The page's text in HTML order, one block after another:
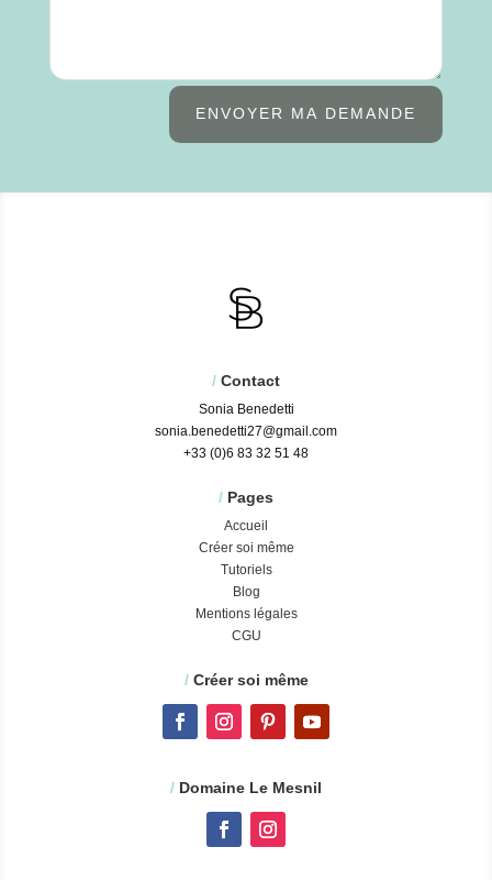
ENVOYER MA DEMANDE
/ Contact
Sonia Benedetti
sonia.benedetti27@gmail.com
+33 (0)6 83 32 51 48
/ Pages
Accueil
Créer soi même
Tutoriels
Blog
Mentions légales
CGU
/ Créer soi même
/ Domaine Le Mesnil